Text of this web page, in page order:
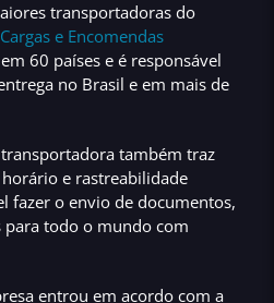
transportadoras do
e Encomendas
60 países e é responsável
no Brasil e em mais de
também traz
e rastreabilidade
fazer o envio de documentos,
para todo o mundo com
entrou em acordo com a